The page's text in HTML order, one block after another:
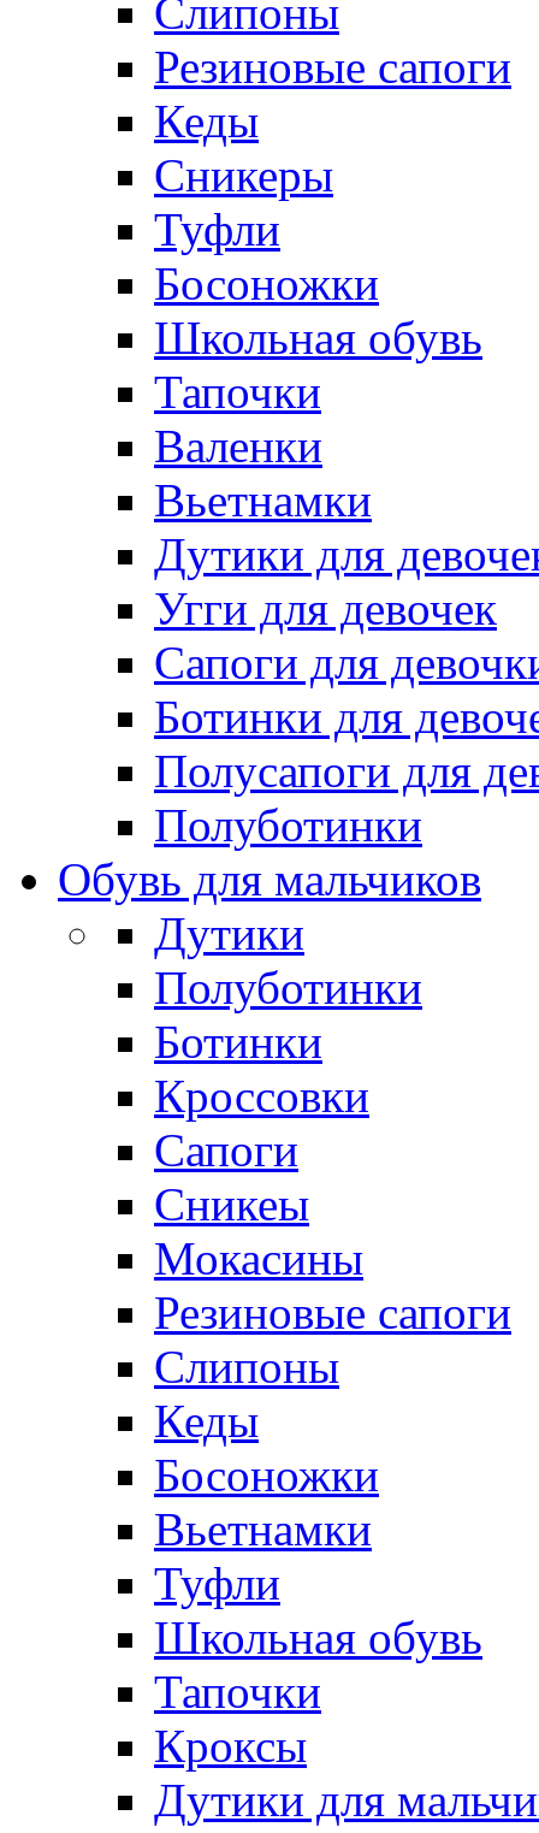
Слипоны
Резиновые сапоги
Кеды
Сникеры
Туфли
Босоножки
Школьная обувь
Тапочки
Валенки
Вьетнамки
Дутики для
Угги для девочек
Сапоги для
Ботинки для
Полусапоги для
Полуботинки
Обувь для мальчиков
Дутики
Полуботинки
Ботинки
Кроссовки
Сапоги
Сникеы
Мокасины
Резиновые сапоги
Слипоны
Кеды
Босоножки
Вьетнамки
Туфли
Школьная обувь
Тапочки
Кроксы
Дутики для